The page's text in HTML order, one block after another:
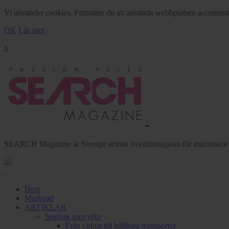
Vi använder cookies. Fortsätter du att använda webbplatsen
OK Läs mer
x
SEARCH Magazine är Sverige största livsstilsmagasin för
Hem
Marknad
ARTIKLAR
Segling som yrke
Från cirkus till hållbara transporter